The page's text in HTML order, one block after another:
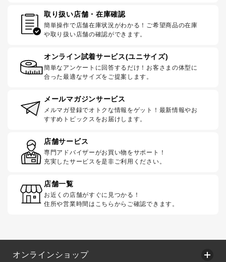
取り扱い店舗・在庫確認
簡単操作で店舗在庫状況がわかる！ご希望商品の在庫
や取り扱い店舗の確認ができます。
オンライン試着サービス(ユニサイズ)
簡単なアンケートに回答するだけ！お客さまの体型に
合った最適なサイズをご提案します。
メールマガジンサービス
メルマガ登録でオトクな情報をゲット！最新情報やお
すすめトピックスをお届けします。
店舗サービス
専門アドバイザーがお買い物をサポート！
充実したサービスを是非ご利用ください。
店舗一覧
お近くの店舗がすぐに見つかる！
住所や営業時間はこちらからご確認できます。
オンラインショップ